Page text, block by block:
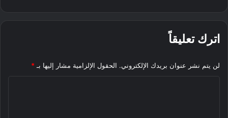
اترك تعليقاً
لن يتم نشر عنوان بريدك الإلكتروني. الحقول الإلزامية مشار إليها بـ *